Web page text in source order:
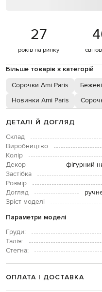
27
років на ринку
Більше товарів з категорій
Сорочки Ami Paris
Новинки Ami Paris
ДЕТАЛІ Й ДОГЛЯД
Склад
Виробництво
Колір
Декор
фігурний
Застібка
Розмір
Догляд
Зріст моделі
Параметри моделі
Груди:
Талія:
Стегна:
ОПЛАТА І ДОСТАВКА